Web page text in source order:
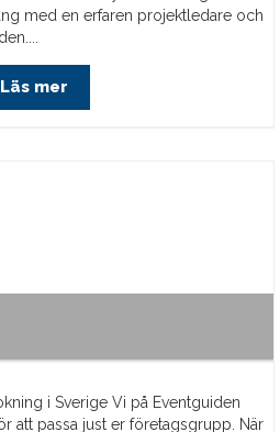
med en erfaren projektledare och
Läs mer
i Sverige Vi på Eventguiden
att passa just er företagsgrupp. När